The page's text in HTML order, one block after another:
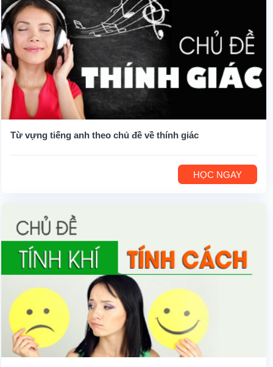
Từ vựng tiếng anh theo chủ đề về thính giác
HỌC NGAY